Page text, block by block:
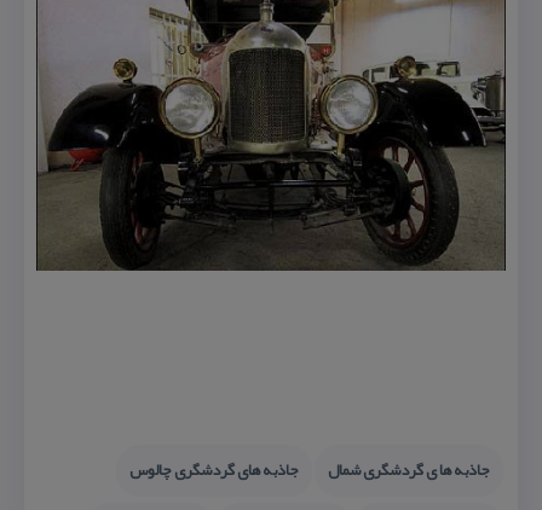
جاذبه ها ی گردشگری شمال
جاذبه های گردشگری چالوس